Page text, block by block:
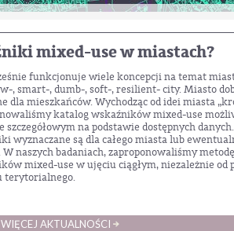
płatnego parkowania?
system przydzielania stref abonamentowych
gwarantuje abonentom równą
Czy sposób rozumienia miejsca
Jak zapewnić wszystkim
Nad tym problemem pracował
ekspertyzy wykonanej na zlecenie Zarządu
WIĘCEJ AKTUALNOŚCI